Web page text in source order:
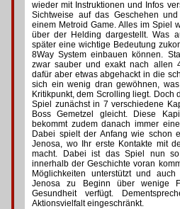
wieder mit Instruktionen und Infos
Sichtweise auf das Geschehen
einem Metroid Game. Alles im Spiel
über der Helding dargestellt. Was
später eine wichtige Bedeutung
8Way System einbauen können.
zwar sauber und exakt nach allen
dafür aber etwas abgehackt in die
sich ein wenig dran gewöhnen,
Kritikpunkt, dem Scrolling liegt. Doch
Spiel zunächst in 7 verschiedene
Boss Gemetzel gleicht. Diese
bekommt zudem danach immer
Dabei spielt der Anfang wie schon
Jenosa, wo Ihr erste Kontakte mit
macht. Dabei ist das Spiel nun
innerhalb der Geschichte voran
Möglichkeiten unterstützt und
Jenosa zu Beginn über wenige
Gesundheit verfügt.
Aktionsvielfalt eingeschränkt.